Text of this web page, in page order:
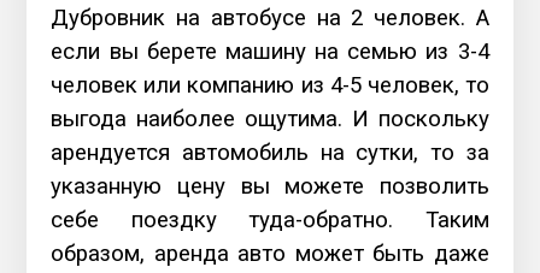
Дубровник на автобусе на 2 человек. А
если вы берете машину на семью из 3-4
человек или компанию из 4-5 человек, то
выгода наиболее ощутима. И поскольку
арендуется автомобиль на сутки, то за
указанную цену вы можете позволить
себе поездку туда-обратно. Таким
образом, аренда авто может быть даже